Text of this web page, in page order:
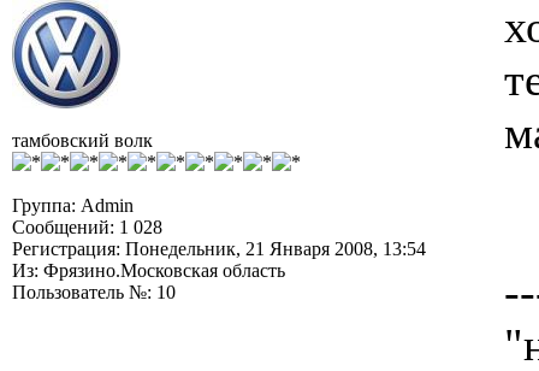
тамбовский волк
Группа: Admin
Сообщений: 1 028
Регистрация: Понедельник, 21 Января 2008, 13:54
Из: Фрязино.Московская область
Пользователь №: 10